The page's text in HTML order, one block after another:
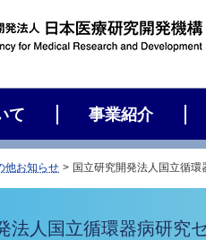
て 事業紹介
他お知らせ 国立研究開発法人国立循
法人国立循環器病研究